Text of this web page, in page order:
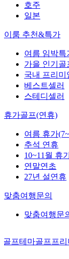
호주
일본
이룸 추천&특가
여름 임박특
가을 인기골
국내 프리미
베스트셀러
스테디셀러
휴가골프(연휴)
여름 휴가
추석 연휴
10~11월 휴
연말연초
27년 설연휴
맞춤여행문의
맞춤여행문
골프테마골프 프